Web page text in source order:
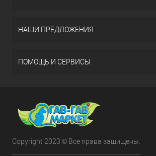
НАШИ ПРЕДЛОЖЕНИЯ
ПОМОЩЬ И СЕРВИСЫ
Copyright 2023 © Все права защищены.